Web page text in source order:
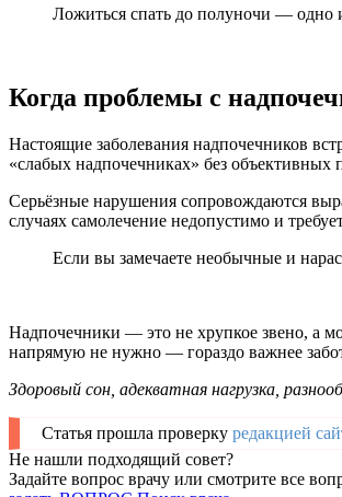
Ложиться спать до полуночи — одно
Когда проблемы с
Настоящие заболевания надпочечников
«слабых надпочечниках» без объективных
Серьёзные нарушения сопровождаются
случаях самолечение недопустимо и
Если вы замечаете необычные и
Надпочечники — это не хрупкое звено, а
напрямую не нужно — гораздо важнее
Здоровый сон, адекватная нагрузка,
Статья прошла проверку редакцией
Не нашли подходящий совет?
Задайте вопрос врачу или смотрите все